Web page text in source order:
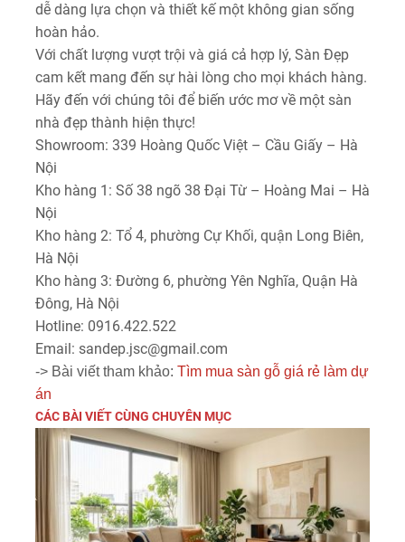
dễ dàng lựa chọn và thiết kế một không gian sống
hoàn hảo.
Với chất lượng vượt trội và giá cả hợp lý, Sàn Đẹp
cam kết mang đến sự hài lòng cho mọi khách hàng.
Hãy đến với chúng tôi để biến ước mơ về một sàn
nhà đẹp thành hiện thực!
Showroom: 339 Hoàng Quốc Việt – Cầu Giấy – Hà
Nội
Kho hàng 1: Số 38 ngõ 38 Đại Từ – Hoàng Mai – Hà
Nội
Kho hàng 2: Tổ 4, phường Cự Khối, quận Long Biên,
Hà Nội
Kho hàng 3: Đường 6, phường Yên Nghĩa, Quận Hà
Đông, Hà Nội
Hotline: 0916.422.522
Email: sandep.jsc@gmail.com
-> Bài viết tham khảo: Tìm mua sàn gỗ giá rẻ làm dự
án
CÁC BÀI VIẾT CÙNG CHUYÊN MỤC